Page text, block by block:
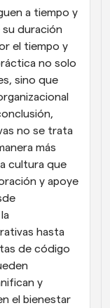
a tiempo y
duración
el tiempo y
no solo
sino que
no se trata
más
cultura que
y apoye
hasta
de código
y
el bienestar